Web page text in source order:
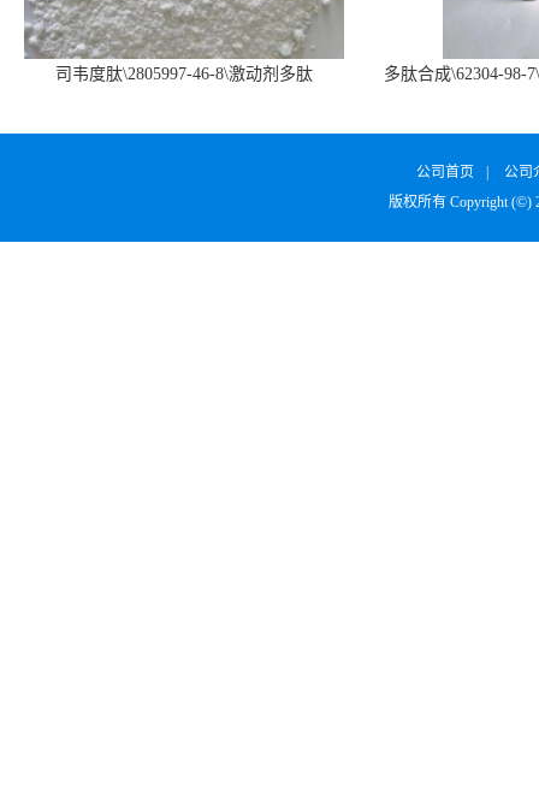
司韦度肽\2805997-46-8\激动剂多肽
多肽合成\62304-98-
公司首页
公司
版权所有 Copyright (©)